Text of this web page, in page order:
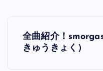
投
稿
全曲紹介！
きゅうきょく）